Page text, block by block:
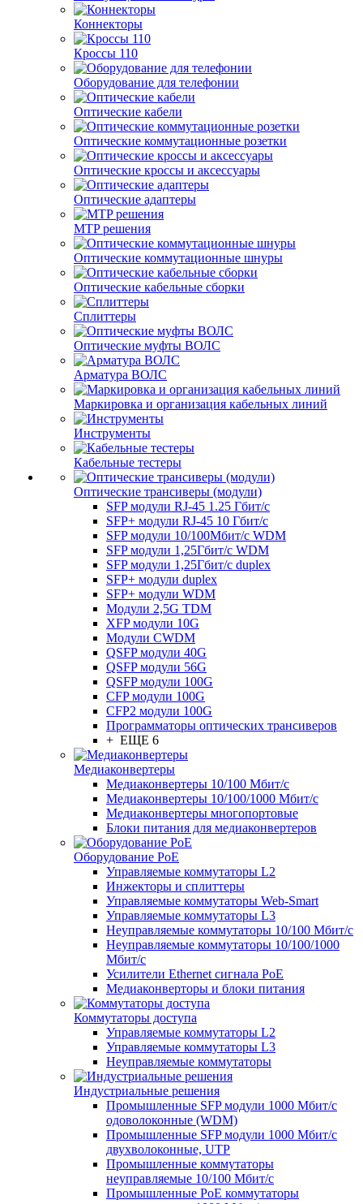
Коннекторы
Кроссы 110
Оборудование для телефонии
Оптические кабели
Оптические коммутационные розетки
Оптические кроссы и аксессуары
Оптические адаптеры
MTP решения
Оптические коммутационные шнуры
Оптические кабельные сборки
Сплиттеры
Оптические муфты ВОЛС
Арматура ВОЛС
Маркировка и организация кабельных линий
Инструменты
Кабельные тестеры
Оптические трансиверы (модули)
SFP модули RJ-45 1.25 Гбит/c
SFP+ модули RJ-45 10 Гбит/c
SFP модули 10/100Мбит/с WDM
SFP модули 1,25Гбит/с WDM
SFP модули 1,25Гбит/с duplex
SFP+ модули duplex
SFP+ модули WDM
Модули 2,5G TDM
XFP модули 10G
Модули CWDM
QSFP модули 40G
QSFP модули 56G
QSFP модули 100G
CFP модули 100G
CFP2 модули 100G
Программаторы оптических трансиверов
+ ЕЩЕ 6
Медиаконвертеры
Медиаконвертеры 10/100 Мбит/с
Медиаконвертеры 10/100/1000 Мбит/c
Медиаконвертеры многопортовые
Блоки питания для медиаконвертеров
Оборудование PoE
Управляемые коммутаторы L2
Инжекторы и сплиттеры
Управляемые коммутаторы Web-Smart
Управляемые коммутаторы L3
Неуправляемые коммутаторы 10/100 Мбит/с
Неуправляемые коммутаторы 10/100/1000
Мбит/с
Усилители Ethernet сигнала PoE
Медиаконверторы и блоки питания
Коммутаторы доступа
Управляемые коммутаторы L2
Управляемые коммутаторы L3
Неуправляемые коммутаторы
Индустриальные решения
Промышленные SFP модули 1000 Мбит/c
одоволоконные (WDM)
Промышленные SFP модули 1000 Мбит/c
двухволоконные, UTP
Промышленные коммутаторы
неуправляемые 10/100 Мбит/с
Промышленные PoE коммутаторы